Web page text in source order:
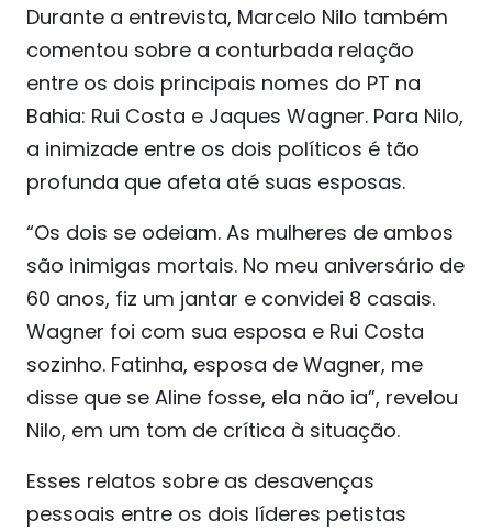
Durante a entrevista, Marcelo Nilo também
comentou sobre a conturbada relação
entre os dois principais nomes do PT na
Bahia: Rui Costa e Jaques Wagner. Para Nilo,
a inimizade entre os dois políticos é tão
profunda que afeta até suas esposas.
“Os dois se odeiam. As mulheres de ambos
são inimigas mortais. No meu aniversário de
60 anos, fiz um jantar e convidei 8 casais.
Wagner foi com sua esposa e Rui Costa
sozinho. Fatinha, esposa de Wagner, me
disse que se Aline fosse, ela não ia”, revelou
Nilo, em um tom de crítica à situação.
Esses relatos sobre as desavenças
pessoais entre os dois líderes petistas